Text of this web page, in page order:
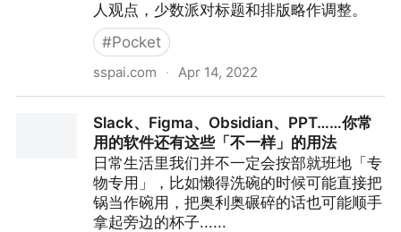
人观点，少数派对标题和排版略作调整。
#Pocket
sspai.com · Apr 14, 2022
Slack、Figma、Obsidian、PPT……你常
用的软件还有这些「不一样」的用法
日常生活里我们并不一定会按部就班地「专
物专用」，比如懒得洗碗的时候可能直接把
锅当作碗用，把奥利奥碾碎的话也可能顺手
拿起旁边的杯子......